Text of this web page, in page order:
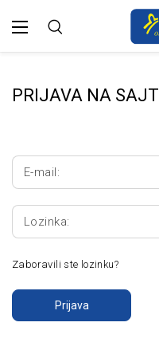
PRIJAVA NA SAJT
E-mail:
Lozinka:
Zaboravili ste lozinku?
Prijava